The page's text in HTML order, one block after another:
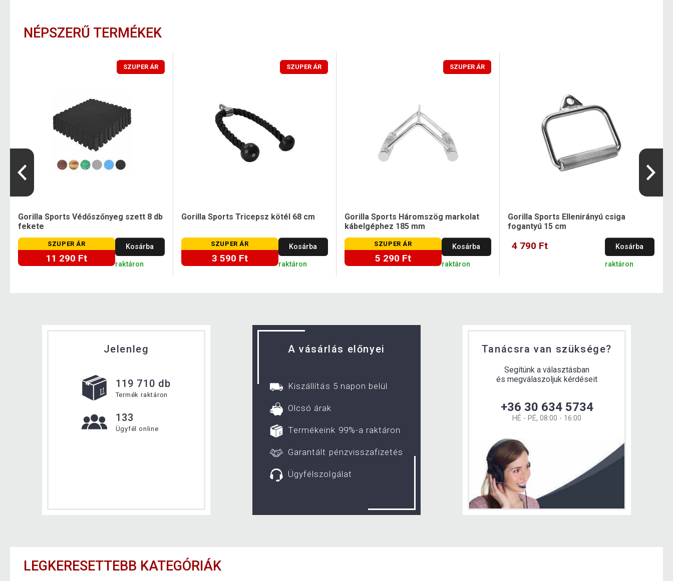
NÉPSZERŰ TERMÉKEK
SZUPER ÁR
Gorilla Sports Védőszőnyeg szett 8 db
fekete
SZUPER ÁR
11 290 Ft
Kosárba
raktáron
SZUPER ÁR
Gorilla Sports Tricepsz kötél 68 cm
SZUPER ÁR
3 590 Ft
Kosárba
raktáron
SZUPER ÁR
Gorilla Sports Háromszög markolat
kábelgéphez 185 mm
SZUPER ÁR
5 290 Ft
Kosárba
raktáron
Gorilla Sports Ellenirányú csiga
fogantyú 15 cm
4 790 Ft Kosárba
raktáron
Jelenleg
119 710 db
Termék raktáron
133
Ügyfél online
A vásárlás előnyei
Kiszállítás 5 napon belül
Olcsó árak
Termékeink 99%-a raktáron
Garantált pénzvisszafizetés
Ügyfélszolgálat
Tanácsra van szüksége?
Segítünk a választásban
és megválaszoljuk kérdéseit
+36 30 634 5734
HÉ - PÉ, 08:00 - 16:00
LEGKERESETTEBB KATEGÓRIÁK